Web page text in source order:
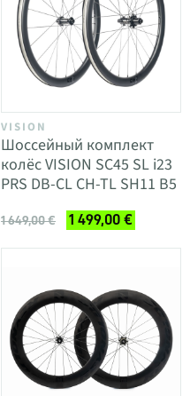
VISION
Шоссейный комплект
колёс VISION SC45 SL i23
PRS DB-CL CH-TL SH11 B5
1 649,00 € 1 499,00 €